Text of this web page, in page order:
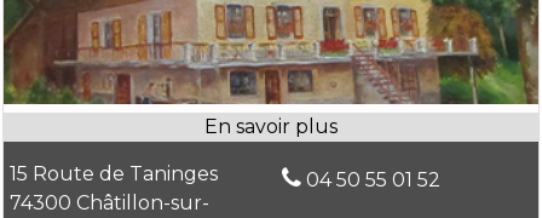
15 Route de Taninges
74300 Châtillon-sur-
04 50 55 01 52